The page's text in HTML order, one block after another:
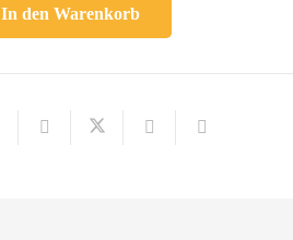
In den Warenkorb